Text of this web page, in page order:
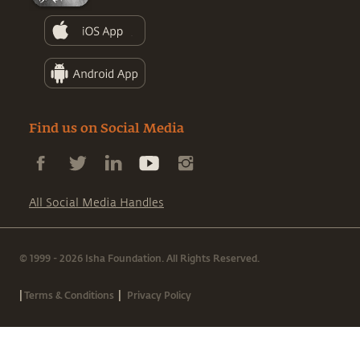
Find us on Social Media
All Social Media Handles
© 1999 - 2026 Isha Foundation. All Rights Reserved.
|Terms & Conditions | Privacy Policy